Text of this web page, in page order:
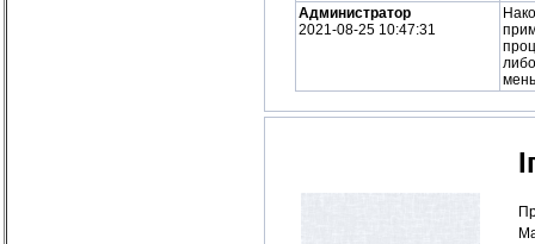
Администратор
2021-08-25 10:47:31